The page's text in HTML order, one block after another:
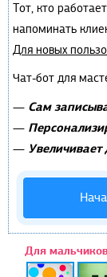
Тот, кто
напоминать
Для новых
Чат-бот для
— Сам
—
—
Для